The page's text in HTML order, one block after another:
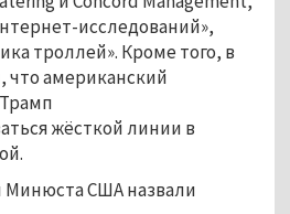
исследований»,
троллей». Кроме того, в
что американский
жёсткой линии в
США назвали